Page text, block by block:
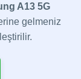
A13 5G
gelmeniz